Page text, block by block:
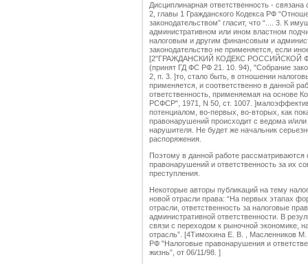
Дисциплинарная ответственность -
2, главы 1 Гражданского Кодекса РФ
законодательством” гласит, что “.... 3. К
административном или ином властном
налоговым и другим финансовым и
законодательство не применяется, если
[2"ГРАЖДАНСКИЙ КОДЕКС РОССИЙСКОЙ
(принят ГД ФС РФ 21. 10. 94), "Собрание
2, п. 3. ]то, стало быть, в отношении
применяется, и соответственно в данной
ответственность, применяемая на основе
РСФСР", 1971, N 50, ст. 1007.
потенциалом, во-первых, во-вторых, как
правонарушений происходит с ведома и/
нарушителя. Не будет же начальник
распоряжения.
Поэтому в данной работе
правонарушений и ответственность за их
преступления.
Некоторые авторы публикаций на тему
новой отрасли права: “На первых этапах
отрасли, ответственность за налоговые
административной ответственности. В
связи с переходом к рыночной экономике,
отрасль”. [4Тимохина Е. В. , Масленников М.
РФ "Налоговые правонарушения и
жизнь”, от 06/11/98. ]